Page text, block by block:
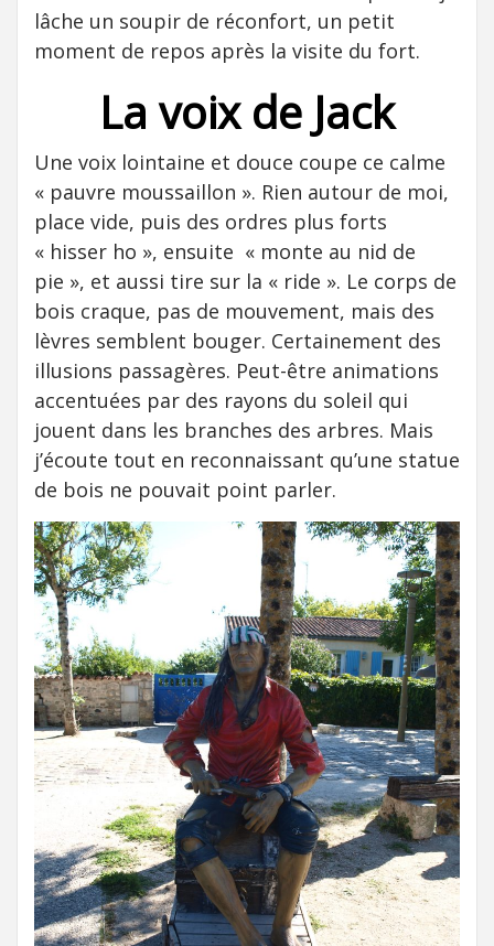
lâche un soupir de réconfort, un petit
moment de repos après la visite du fort.
La voix de Jack
Une voix lointaine et douce coupe ce calme
« pauvre moussaillon ». Rien autour de moi,
place vide, puis des ordres plus forts
« hisser ho », ensuite « monte au nid de
pie », et aussi tire sur la « ride ». Le corps de
bois craque, pas de mouvement, mais des
lèvres semblent bouger. Certainement des
illusions passagères. Peut-être animations
accentuées par des rayons du soleil qui
jouent dans les branches des arbres. Mais
j’écoute tout en reconnaissant qu’une statue
de bois ne pouvait point parler.